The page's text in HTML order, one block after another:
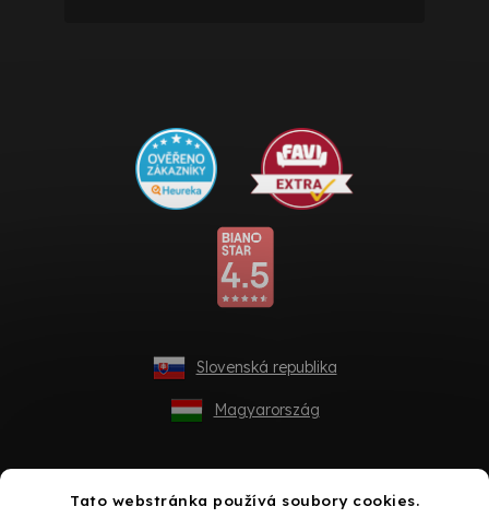
Tato webstránka používá soubory cookies.
Slovenská republika
Magyarország